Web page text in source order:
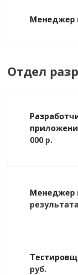
Менеджер
Отдел
000 р.
Менеджер
руб.